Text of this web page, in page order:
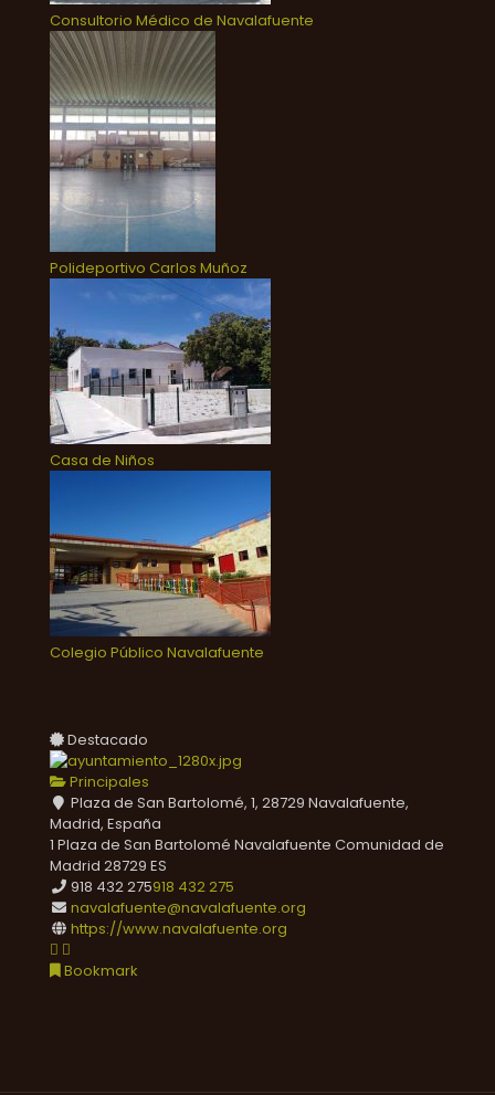
Consultorio Médico de Navalafuente
Polideportivo Carlos Muñoz
Casa de Niños
Colegio Público Navalafuente
Destacado
Principales
Plaza de San Bartolomé, 1, 28729 Navalafuente,
Madrid, España
1 Plaza de San Bartolomé Navalafuente Comunidad de
Madrid 28729 ES
918 432 275918 432 275
navalafuente@navalafuente.org
https://www.navalafuente.org
Bookmark